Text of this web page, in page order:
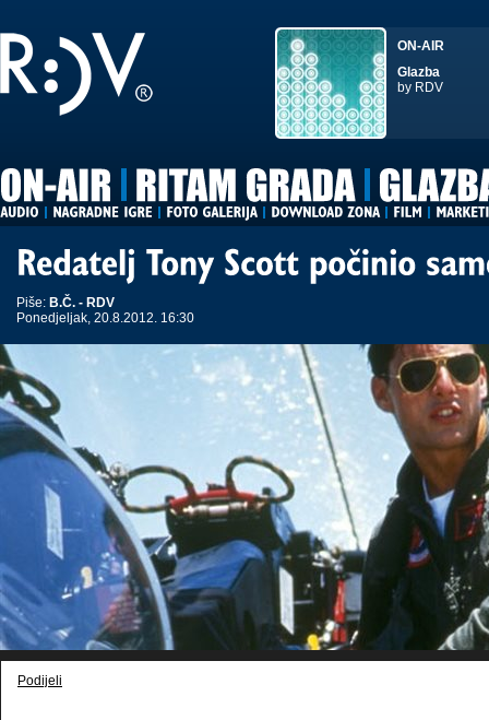
ON-AIR
Glazba
by RDV
Piše: B.Č. - RDV
Ponedjeljak, 20.8.2012. 16:30
Podijeli